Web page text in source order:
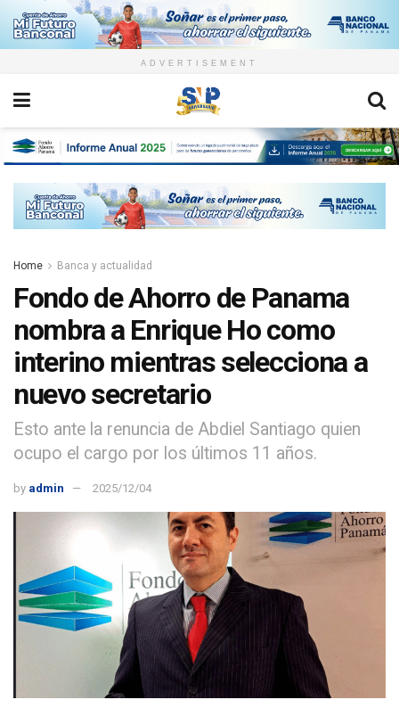
ADVERTISEMENT
Home Banca y actualidad
Fondo de Ahorro de Panama
nombra a Enrique Ho como
interino mientras selecciona a
nuevo secretario
Esto ante la renuncia de Abdiel Santiago quien
ocupo el cargo por los últimos 11 años.
by admin 2025/12/04